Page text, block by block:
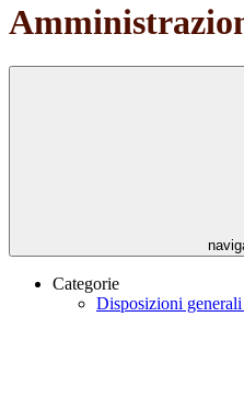
Categorie
Disposizioni generali